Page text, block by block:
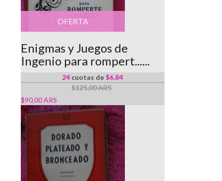
OFERTA
Sin Stock
Enigmas y Juegos de
Ingenio para rompert......
24 cuotas de$6,84
$125,00 ARS
$90,00 ARS